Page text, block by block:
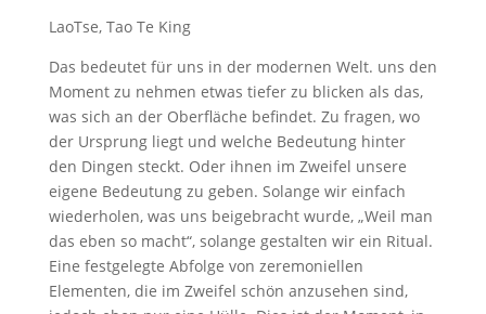
LaoTse, Tao Te King
Das bedeutet für uns in der modernen Welt. uns den
Moment zu nehmen etwas tiefer zu blicken als das,
was sich an der Oberfläche befindet. Zu fragen, wo
der Ursprung liegt und welche Bedeutung hinter
den Dingen steckt. Oder ihnen im Zweifel unsere
eigene Bedeutung zu geben. Solange wir einfach
wiederholen, was uns beigebracht wurde, „Weil man
das eben so macht“, solange gestalten wir ein Ritual.
Eine festgelegte Abfolge von zeremoniellen
Elementen, die im Zweifel schön anzusehen sind,